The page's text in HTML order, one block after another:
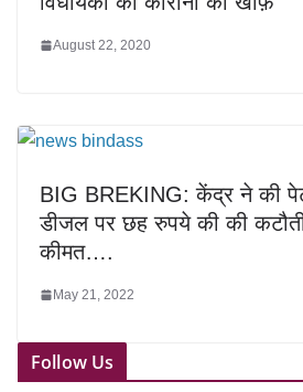
August 22, 2020
BIG BREKING: केंद्र ने की
डीजल पर छह रुपये की की
कीमत….
May 21, 2022
Follow Us